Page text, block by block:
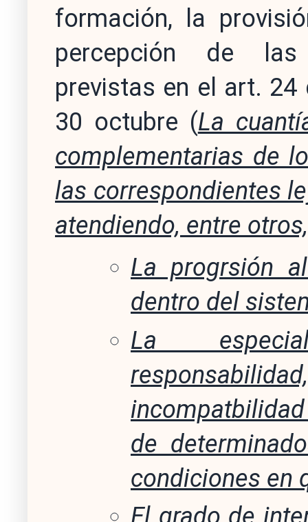
formación, la
percepción de las
previstas en el art. 24
30 octubre (La
complementarias de
las correspondientes
atendiendo, entre
La progrsión
dentro del
La
de
condiciones en